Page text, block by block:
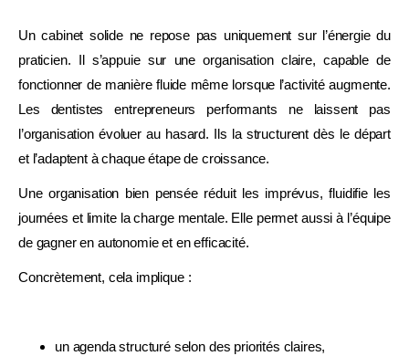
Un cabinet solide ne repose pas uniquement sur l’énergie du
praticien. Il s’appuie sur une organisation claire, capable de
fonctionner de manière fluide même lorsque l’activité augmente.
Les dentistes entrepreneurs performants ne laissent pas
l’organisation évoluer au hasard. Ils la structurent dès le départ
et l’adaptent à chaque étape de croissance.
Une organisation bien pensée réduit les imprévus, fluidifie les
journées et limite la charge mentale. Elle permet aussi à l’équipe
de gagner en autonomie et en efficacité.
Concrètement, cela implique :
un agenda structuré selon des priorités claires,